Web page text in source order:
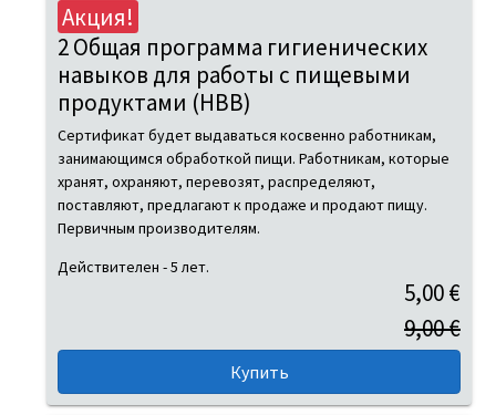
Акция!
2 Общая программа гигиенических
навыков для работы с пищевыми
продуктами (HBB)
Сертификат будет выдаваться косвенно работникам,
занимающимся обработкой пищи. Работникам, которые
хранят, охраняют, перевозят, распределяют,
поставляют, предлагают к продаже и продают пищу.
Первичным производителям.
Действителен - 5 лет.
5,00 €
9,00 €